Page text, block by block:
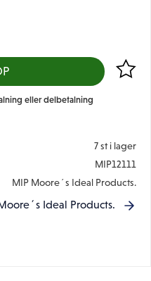
Lägg
eller delbetalning
7 st i lager
MIP12111
MIP Moore´s Ideal Products.
Ideal Products.